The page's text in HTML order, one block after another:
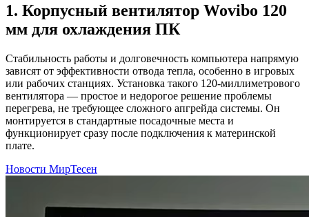
1. Корпусный вентилятор Wovibo 120
мм для охлаждения ПК
Стабильность работы и долговечность компьютера напрямую
зависят от эффективности отвода тепла, особенно в игровых
или рабочих станциях. Установка такого 120-миллиметрового
вентилятора — простое и недорогое решение проблемы
перегрева, не требующее сложного апгрейда системы. Он
монтируется в стандартные посадочные места и
функционирует сразу после подключения к материнской
плате.
Новости МирТесен